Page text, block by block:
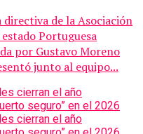
directiva de la Asociación
Portuguesa
por Gustavo Moreno
junto al equipo...